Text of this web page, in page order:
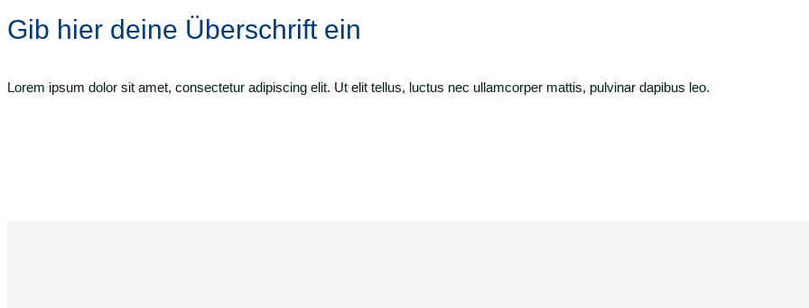
Gib hier deine Überschrift ein
Lorem ipsum dolor sit amet, consectetur adipiscing elit. Ut elit tellus, luctus nec ullamcorper mattis, pulvinar dapibus leo.